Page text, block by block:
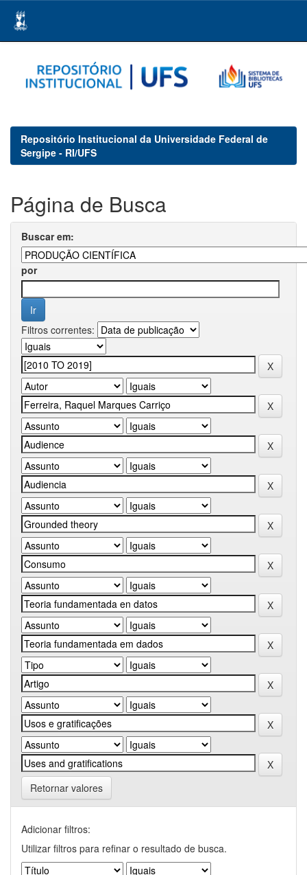
navigation
Repositório Institucional da Universidade Federal de
Sergipe - RI/UFS
Página de Busca
Buscar em:
por
Filtros correntes:
Retornar valores
Adicionar filtros:
Utilizar filtros para refinar o resultado de busca.